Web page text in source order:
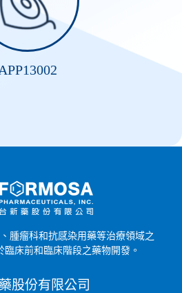
APP13002
腫瘤科和抗感染用藥等治療領域之
臨床前和臨床階段之藥物開發。
股份有限公司